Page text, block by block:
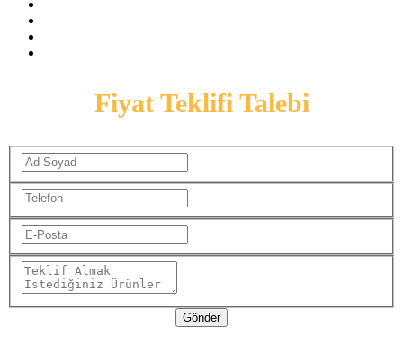
Fiyat Teklifi Talebi
Gönder